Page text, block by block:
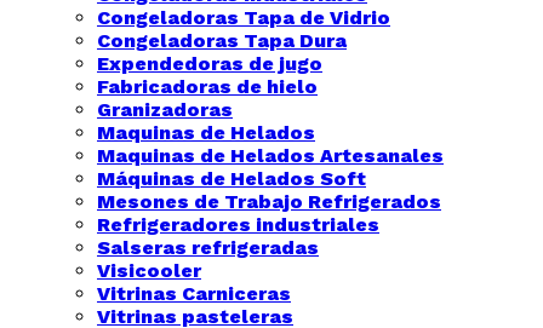
Congeladoras Tapa de Vidrio
Congeladoras Tapa Dura
Expendedoras de jugo
Fabricadoras de hielo
Granizadoras
Maquinas de Helados
Maquinas de Helados Artesanales
Máquinas de Helados Soft
Mesones de Trabajo Refrigerados
Refrigeradores industriales
Salseras refrigeradas
Visicooler
Vitrinas Carniceras
Vitrinas pasteleras